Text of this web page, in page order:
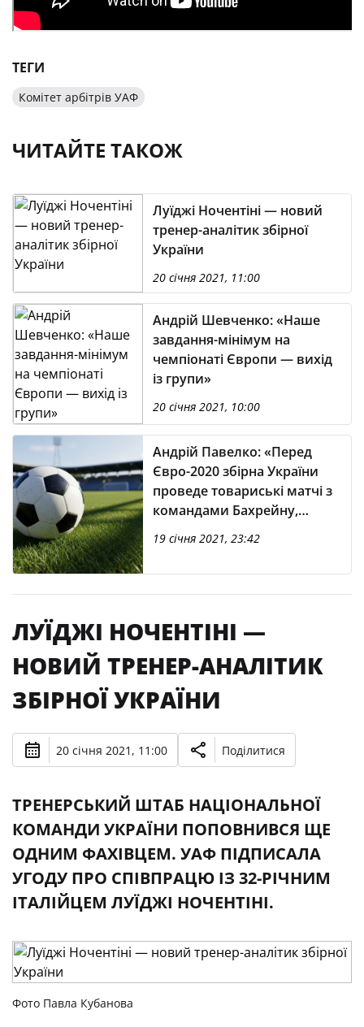
ТЕГИ
Комітет арбітрів УАФ
ЧИТАЙТЕ ТАКОЖ
Луїджі Ночентіні — новий
тренер-аналітик збірної
України
20 січня 2021, 11:00
Андрій Шевченко: «Наше
завдання-мінімум на
чемпіонаті Європи — вихід
із групи»
20 січня 2021, 10:00
Андрій Павелко: «Перед
Євро-2020 збірна України
проведе товариські матчі з
командами Бахрейну,
Північної Ірландії та Кіпру»
19 січня 2021, 23:42
ЛУЇДЖІ НОЧЕНТІНІ —
НОВИЙ ТРЕНЕР-АНАЛІТИК
ЗБІРНОЇ УКРАЇНИ
20 січня 2021, 11:00 Поділитися
ТРЕНЕРСЬКИЙ ШТАБ НАЦІОНАЛЬНОЇ
КОМАНДИ УКРАЇНИ ПОПОВНИВСЯ ЩЕ
ОДНИМ ФАХІВЦЕМ. УАФ ПІДПИСАЛА
УГОДУ ПРО СПІВПРАЦЮ ІЗ 32-РІЧНИМ
ІТАЛІЙЦЕМ ЛУЇДЖІ НОЧЕНТІНІ.
Фото Павла Кубанова